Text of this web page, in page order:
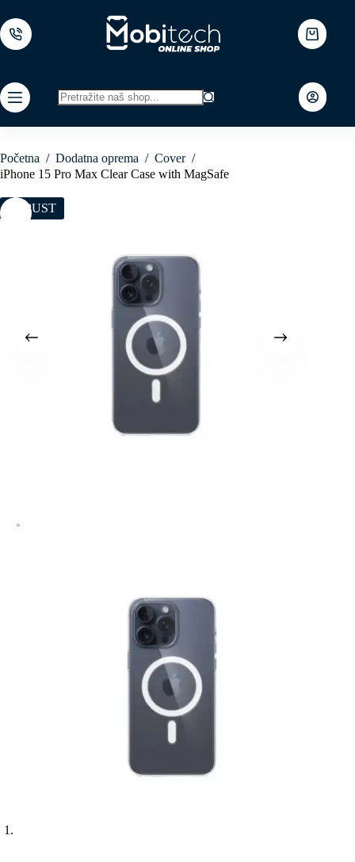
to
content
Shopping
cart
results
Početna / Dodatna oprema / Cover /
iPhone 15 Pro Max Clear Case with MagSafe
POPUST